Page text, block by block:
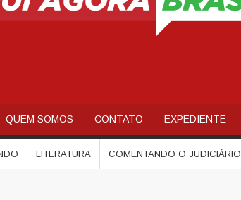
QUEM SOMOS CONTATO EXPEDIENTE
LITERATURA COMENTANDO O JUDICIÁRIO